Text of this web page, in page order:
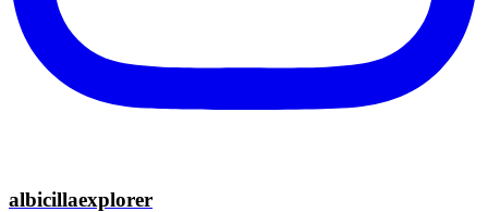
albicillaexplorer